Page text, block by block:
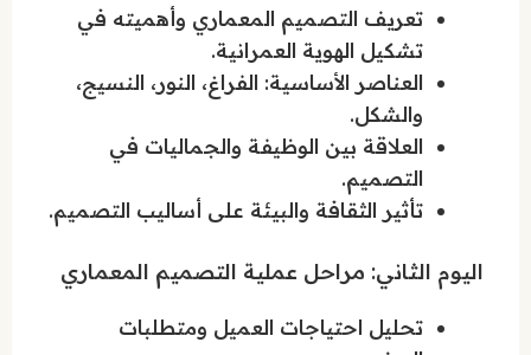
تعريف التصميم المعماري وأهميته في
تشكيل الهوية العمرانية.
العناصر الأساسية: الفراغ، النور، النسيج،
والشكل.
العلاقة بين الوظيفة والجماليات في
التصميم.
تأثير الثقافة والبيئة على أساليب التصميم.
اليوم الثاني: مراحل عملية التصميم المعماري
تحليل احتياجات العميل ومتطلبات